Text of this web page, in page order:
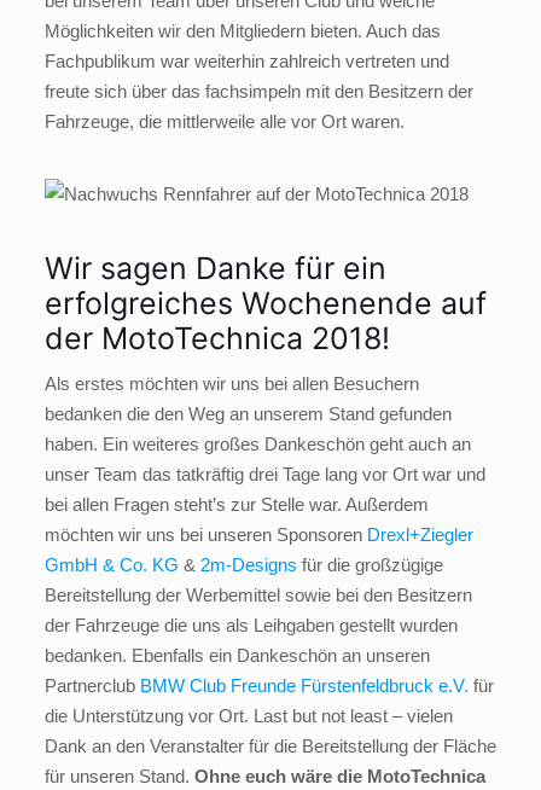
Möglichkeiten wir den Mitgliedern bieten. Auch das
Fachpublikum war weiterhin zahlreich vertreten und
freute sich über das fachsimpeln mit den Besitzern der
Fahrzeuge, die mittlerweile alle vor Ort waren.
Wir sagen Danke für ein
erfolgreiches Wochenende auf
der MotoTechnica 2018!
Als erstes möchten wir uns bei allen Besuchern
bedanken die den Weg an unserem Stand gefunden
haben. Ein weiteres großes Dankeschön geht auch an
unser Team das tatkräftig drei Tage lang vor Ort war und
bei allen Fragen steht’s zur Stelle war. Außerdem
möchten wir uns bei unseren Sponsoren Drexl+Ziegler
GmbH & Co. KG & 2m-Designs für die großzügige
Bereitstellung der Werbemittel sowie bei den Besitzern
der Fahrzeuge die uns als Leihgaben gestellt wurden
bedanken. Ebenfalls ein Dankeschön an unseren
Partnerclub BMW Club Freunde Fürstenfeldbruck e.V. für
die Unterstützung vor Ort. Last but not least – vielen
Dank an den Veranstalter für die Bereitstellung der Fläche
für unseren Stand. Ohne euch wäre die MotoTechnica